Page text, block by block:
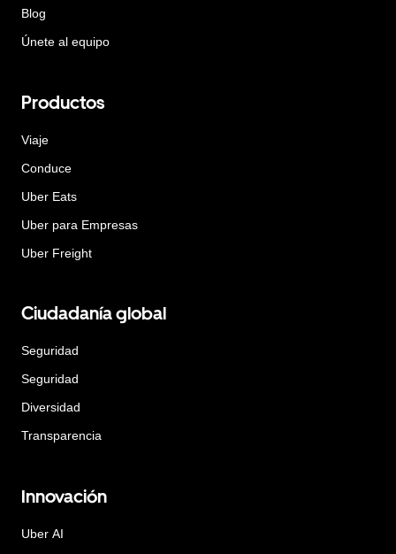
Blog
Únete al equipo
Productos
Viaje
Conduce
Uber Eats
Uber para Empresas
Uber Freight
Ciudadanía global
Seguridad
Seguridad
Diversidad
Transparencia
Innovación
Uber AI